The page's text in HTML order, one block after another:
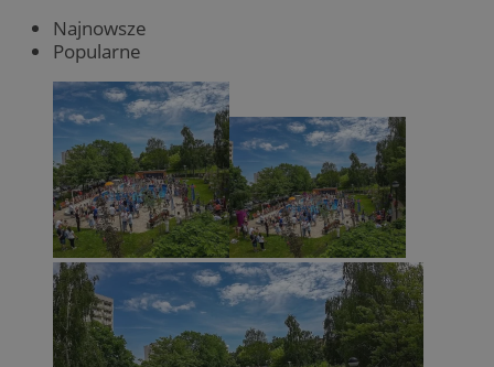
Najnowsze
Popularne